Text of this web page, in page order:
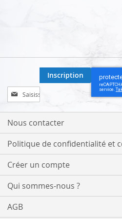
Inscription
à
notre
lettre
:
Inscription
Nous contacter
Politique de confidentialité et
Créer un compte
Qui sommes-nous ?
AGB